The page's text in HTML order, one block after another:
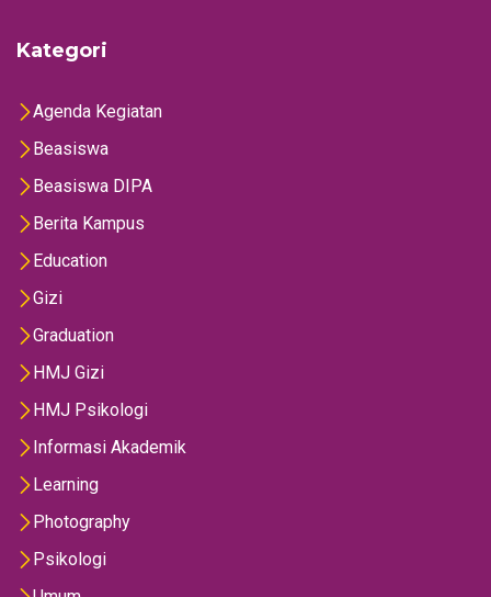
Kategori
Agenda Kegiatan
Beasiswa
Beasiswa DIPA
Berita Kampus
Education
Gizi
Graduation
HMJ Gizi
HMJ Psikologi
Informasi Akademik
Learning
Photography
Psikologi